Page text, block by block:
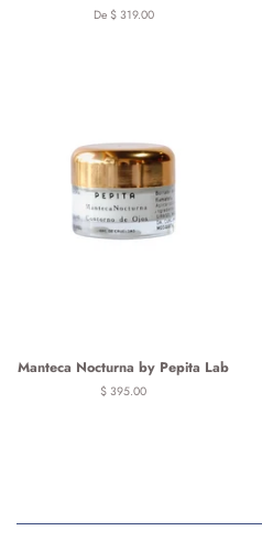
De $ 319.00
Manteca Nocturna by Pepita Lab
Precio
$ 395.00